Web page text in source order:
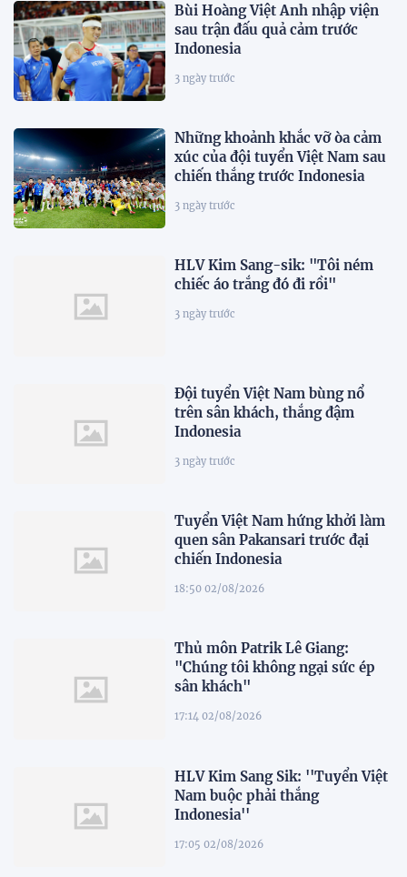
Bùi Hoàng Việt Anh nhập viện
sau trận đấu quả cảm trước
Indonesia
3 ngày trước
Những khoảnh khắc vỡ òa cảm
xúc của đội tuyển Việt Nam sau
chiến thắng trước Indonesia
3 ngày trước
HLV Kim Sang-sik: "Tôi ném
chiếc áo trắng đó đi rồi"
3 ngày trước
Đội tuyển Việt Nam bùng nổ
trên sân khách, thắng đậm
Indonesia
3 ngày trước
Tuyển Việt Nam hứng khởi làm
quen sân Pakansari trước đại
chiến Indonesia
18:50 02/08/2026
Thủ môn Patrik Lê Giang:
"Chúng tôi không ngại sức ép
sân khách"
17:14 02/08/2026
HLV Kim Sang Sik: ''Tuyển Việt
Nam buộc phải thắng
Indonesia''
17:05 02/08/2026